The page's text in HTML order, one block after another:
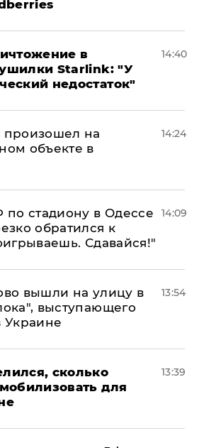
в
Starlink: "У
недостаток"
14:40
на
объекте в
14:24
стадиону в Одессе
обратился к
Сдавайся!"
14:09
вышли на улицу в
выступающего
Украине
13:54
сколько
для
13:39